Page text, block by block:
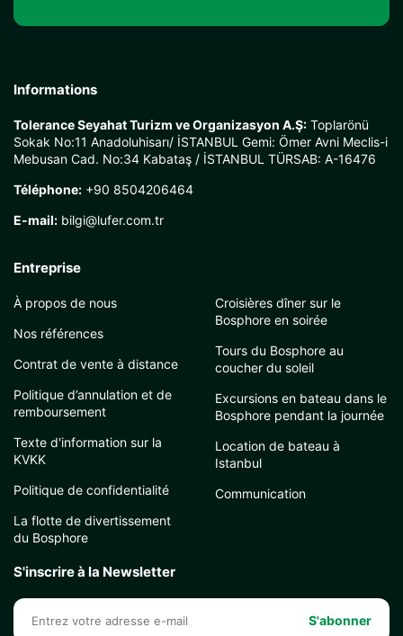
Informations
Tolerance Seyahat Turizm ve Organizasyon A.Ş: Toplarönü
Sokak No:11 Anadoluhisarı/ İSTANBUL Gemi: Ömer Avni Meclis-i
Mebusan Cad. No:34 Kabataş / İSTANBUL TÜRSAB: A-16476
Téléphone: +90 8504206464
E-mail: bilgi@lufer.com.tr
Entreprise
À propos de nous
Nos références
Contrat de vente à distance
Politique d’annulation et de
remboursement
Texte d'information sur la
KVKK
Politique de confidentialité
La flotte de divertissement
du Bosphore
Croisières dîner sur le
Bosphore en soirée
Tours du Bosphore au
coucher du soleil
Excursions en bateau dans le
Bosphore pendant la journée
Location de bateau à
Istanbul
Communication
S'inscrire à la Newsletter
S'abonner